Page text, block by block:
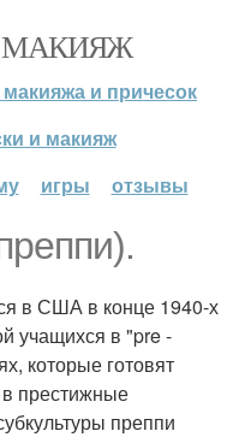
МАКИЯЖ
и причесок
и макияж
игры отзывы
в США в конце 1940-х
учащихся в "pre -
которые готовят
престижные
преппи